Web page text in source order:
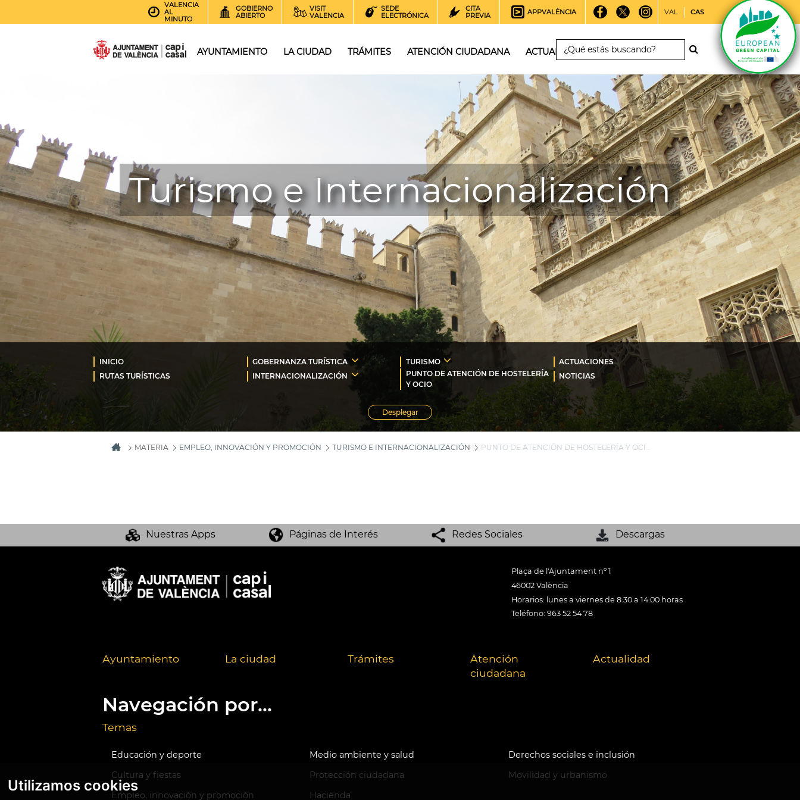
Utilizamos cookies
VALENCIA
AL
MINUTO
GOBIERNO
ABIERTO
VISIT
VALENCIA
SEDE
ELECTRÓNICA
CITA
PREVIA
APPVALÈNCIA VAL CAS
AYUNTAMIENTO LA CIUDAD TRÁMITES ATENCIÓN CIUDADANA ACTUALIDAD
Turismo e Internacionalización
INICIO GOBERNANZA TURÍSTICA TURISMO
ACTUACIONES
RUTAS TURÍSTICAS
INTERNACIONALIZACIÓN
PUNTO DE ATENCIÓN DE HOSTELERÍA
Y OCIO
NOTICIAS
Desplegar
MATERIA EMPLEO, INNOVACIÓN Y PROMOCIÓN TURISMO E INTERNACIONALIZACIÓN PUNTO DE ATENCIÓN DE HOSTELERÍA Y OCIO
Nuestras Apps Páginas de Interés Redes Sociales Descargas
Plaça de l'Ajuntament nº 1
46002 València
Horarios: lunes a viernes de 8:30 a 14:00 horas
Teléfono: 963 52 54 78
Ayuntamiento La ciudad Trámites
Atención
ciudadana
Actualidad
Navegación por...
Temas
Educación y deporte Medio ambiente y salud
Derechos sociales e inclusión
Cultura y fiestas
Protección ciudadana
Movilidad y urbanismo
Empleo, innovación y promoción
Hacienda